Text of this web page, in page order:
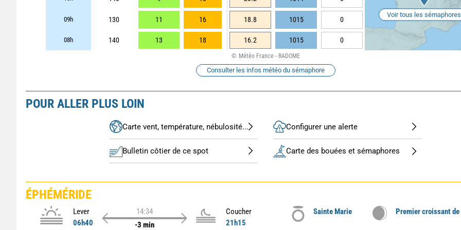
09h 130 11 16 18.8 1015 0
08h 140 13 18 16.2 1015 0
Voir tous les sémaphores
Météo France - RADOME
Consulter les infos météo du sémaphore
POUR ALLER PLUS LOIN
Carte vent, température, nébulosité...
Bulletin côtier de ce spot
Configurer une alerte
Carte des bouées et sémaphores
ÉPHÉMÉRIDE
Lever
06h40
14:34
-3 min
Coucher
21h15
Sainte Marie Premier croissant de